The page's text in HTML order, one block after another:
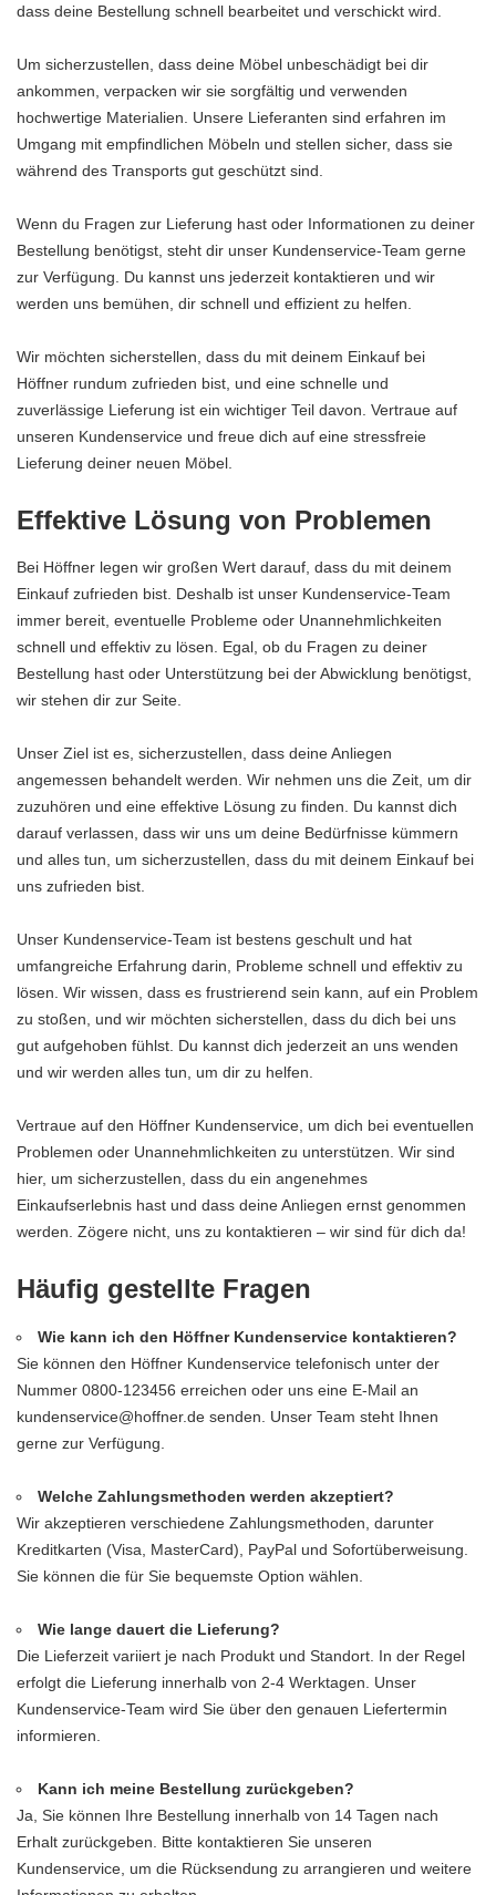
dass deine Bestellung schnell bearbeitet und verschickt wird.
Um sicherzustellen, dass deine Möbel unbeschädigt bei dir
ankommen, verpacken wir sie sorgfältig und verwenden
hochwertige Materialien. Unsere Lieferanten sind erfahren im
Umgang mit empfindlichen Möbeln und stellen sicher, dass sie
während des Transports gut geschützt sind.
Wenn du Fragen zur Lieferung hast oder Informationen zu deiner
Bestellung benötigst, steht dir unser Kundenservice-Team gerne
zur Verfügung. Du kannst uns jederzeit kontaktieren und wir
werden uns bemühen, dir schnell und effizient zu helfen.
Wir möchten sicherstellen, dass du mit deinem Einkauf bei
Höffner rundum zufrieden bist, und eine schnelle und
zuverlässige Lieferung ist ein wichtiger Teil davon. Vertraue auf
unseren Kundenservice und freue dich auf eine stressfreie
Lieferung deiner neuen Möbel.
Effektive Lösung von Problemen
Bei Höffner legen wir großen Wert darauf, dass du mit deinem
Einkauf zufrieden bist. Deshalb ist unser Kundenservice-Team
immer bereit, eventuelle Probleme oder Unannehmlichkeiten
schnell und effektiv zu lösen. Egal, ob du Fragen zu deiner
Bestellung hast oder Unterstützung bei der Abwicklung benötigst,
wir stehen dir zur Seite.
Unser Ziel ist es, sicherzustellen, dass deine Anliegen
angemessen behandelt werden. Wir nehmen uns die Zeit, um dir
zuzuhören und eine effektive Lösung zu finden. Du kannst dich
darauf verlassen, dass wir uns um deine Bedürfnisse kümmern
und alles tun, um sicherzustellen, dass du mit deinem Einkauf bei
uns zufrieden bist.
Unser Kundenservice-Team ist bestens geschult und hat
umfangreiche Erfahrung darin, Probleme schnell und effektiv zu
lösen. Wir wissen, dass es frustrierend sein kann, auf ein Problem
zu stoßen, und wir möchten sicherstellen, dass du dich bei uns
gut aufgehoben fühlst. Du kannst dich jederzeit an uns wenden
und wir werden alles tun, um dir zu helfen.
Vertraue auf den Höffner Kundenservice, um dich bei eventuellen
Problemen oder Unannehmlichkeiten zu unterstützen. Wir sind
hier, um sicherzustellen, dass du ein angenehmes
Einkaufserlebnis hast und dass deine Anliegen ernst genommen
werden. Zögere nicht, uns zu kontaktieren – wir sind für dich da!
Häufig gestellte Fragen
Wie kann ich den Höffner Kundenservice kontaktieren?
Sie können den Höffner Kundenservice telefonisch unter der
Nummer 0800-123456 erreichen oder uns eine E-Mail an
kundenservice@hoffner.de senden. Unser Team steht Ihnen
gerne zur Verfügung.
Welche Zahlungsmethoden werden akzeptiert?
Wir akzeptieren verschiedene Zahlungsmethoden, darunter
Kreditkarten (Visa, MasterCard), PayPal und Sofortüberweisung.
Sie können die für Sie bequemste Option wählen.
Wie lange dauert die Lieferung?
Die Lieferzeit variiert je nach Produkt und Standort. In der Regel
erfolgt die Lieferung innerhalb von 2-4 Werktagen. Unser
Kundenservice-Team wird Sie über den genauen Liefertermin
informieren.
Kann ich meine Bestellung zurückgeben?
Ja, Sie können Ihre Bestellung innerhalb von 14 Tagen nach
Erhalt zurückgeben. Bitte kontaktieren Sie unseren
Kundenservice, um die Rücksendung zu arrangieren und weitere